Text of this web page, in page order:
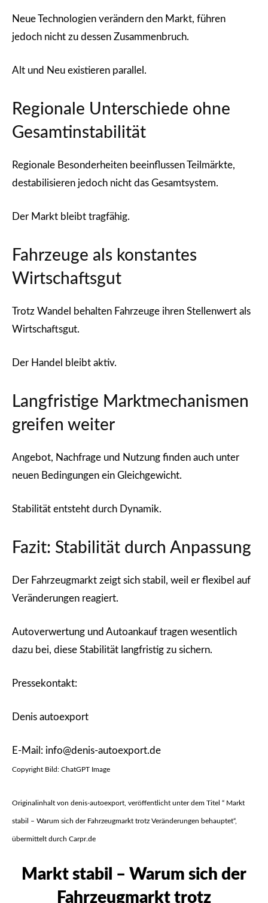
Neue Technologien verändern den Markt, führen
jedoch nicht zu dessen Zusammenbruch.
Alt und Neu existieren parallel.
Regionale Unterschiede ohne
Gesamtinstabilität
Regionale Besonderheiten beeinflussen Teilmärkte,
destabilisieren jedoch nicht das Gesamtsystem.
Der Markt bleibt tragfähig.
Fahrzeuge als konstantes
Wirtschaftsgut
Trotz Wandel behalten Fahrzeuge ihren Stellenwert als
Wirtschaftsgut.
Der Handel bleibt aktiv.
Langfristige Marktmechanismen
greifen weiter
Angebot, Nachfrage und Nutzung finden auch unter
neuen Bedingungen ein Gleichgewicht.
Stabilität entsteht durch Dynamik.
Fazit: Stabilität durch Anpassung
Der Fahrzeugmarkt zeigt sich stabil, weil er flexibel auf
Veränderungen reagiert.
Autoverwertung und Autoankauf tragen wesentlich
dazu bei, diese Stabilität langfristig zu sichern.
Pressekontakt:
Denis autoexport
E-Mail: info@denis-autoexport.de
Copyright Bild: ChatGPT Image
Originalinhalt von denis-autoexport, veröffentlicht unter dem Titel “ Markt
stabil – Warum sich der Fahrzeugmarkt trotz Veränderungen behauptet“,
übermittelt durch Carpr.de
Markt stabil – Warum sich der
Fahrzeugmarkt trotz